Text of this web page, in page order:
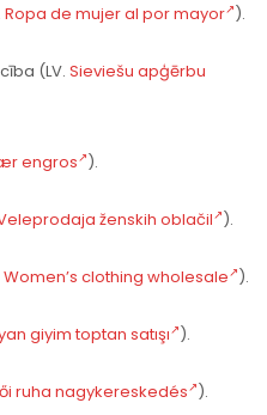
Ropa de mujer al por mayor ).
(LV. Sieviešu apģērbu
engros ).
ženskih oblačil ).
Women’s clothing wholesale ).
giyim toptan satışı ).
ruha nagykereskedés ).